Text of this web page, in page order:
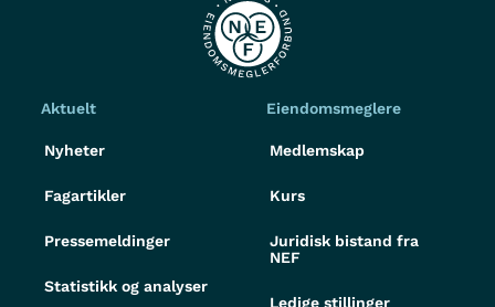
Aktuelt
Nyheter
Fagartikler
Pressemeldinger
Statistikk og analyser
Eiendomsmeglere
Medlemskap
Kurs
Juridisk bistand fra
NEF
Ledige stillinger